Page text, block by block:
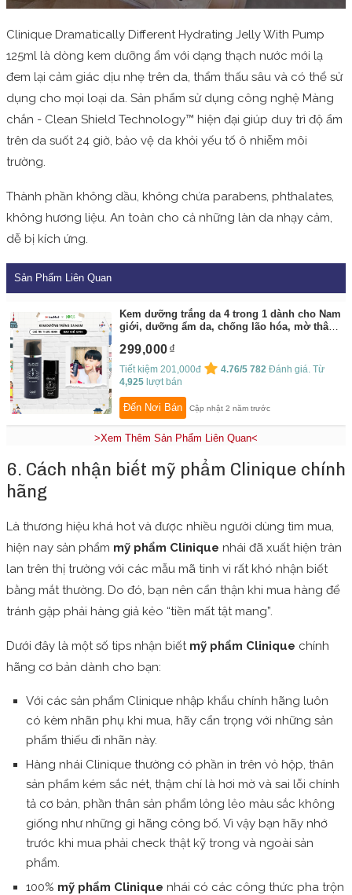
Clinique Dramatically Different Hydrating Jelly With Pump
125ml là dòng kem dưỡng ẩm với dạng thạch nước mới lạ
đem lại cảm giác dịu nhẹ trên da, thẩm thấu sâu và có thể sử
dụng cho mọi loại da. Sản phẩm sử dụng công nghệ Màng
chắn - Clean Shield Technology™ hiện đại giúp duy trì độ ẩm
trên da suốt 24 giờ, bảo vệ da khỏi yếu tố ô nhiễm môi
trường.
Thành phần không dầu, không chứa parabens, phthalates,
không hương liệu. An toàn cho cả những làn da nhạy cảm,
dễ bị kích ứng.
Sản Phẩm Liên Quan
Kem dưỡng trắng da 4 trong 1 dành cho Nam
giới, dưỡng ẩm da, chống lão hóa, mờ thâm
One 4 Gentleman
299,000
Tiết kiệm 201,000đ 4.76/5 782 Đánh giá. Từ
4,925 lượt bán
Đến Nơi Bán Cập nhật 2 năm trước
>Xem Thêm Sản Phẩm Liên Quan<
6. Cách nhận biết mỹ phẩm Clinique chính
hãng
Là thương hiệu khá hot và được nhiều người dùng tìm mua,
hiện nay sản phẩm mỹ phẩm Clinique nhái đã xuất hiện tràn
lan trên thị trường với các mẫu mã tinh vi rất khó nhận biết
bằng mắt thường. Do đó, bạn nên cẩn thận khi mua hàng để
tránh gặp phải hàng giả kẻo “tiền mất tật mang”.
Dưới đây là một số tips nhận biết mỹ phẩm Clinique chính
hãng cơ bản dành cho bạn:
Với các sản phẩm Clinique nhập khẩu chính hãng luôn
có kèm nhãn phụ khi mua, hãy cẩn trọng với những sản
phẩm thiếu đi nhãn này.
Hàng nhái Clinique thường có phần in trên vỏ hộp, thân
sản phẩm kém sắc nét, thậm chí là hơi mờ và sai lỗi chính
tả cơ bản, phần thân sản phẩm lỏng lẻo màu sắc không
giống như những gì hãng công bố. Vì vậy bạn hãy nhớ
trước khi mua phải check thật kỹ trong và ngoài sản
phẩm.
100% mỹ phẩm Clinique nhái có các công thức pha trộn